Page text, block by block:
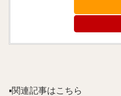
▪️関連記事はこちら